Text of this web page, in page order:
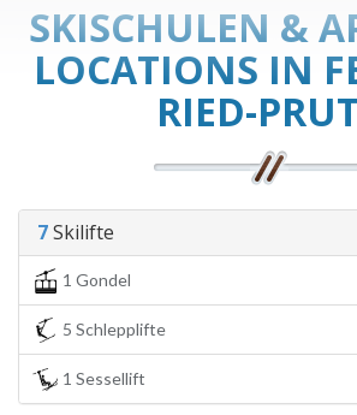
SKISCHULEN &
LOCATIONS IN
RIED-
7Skilifte
1 Gondel
5 Schlepplifte
1 Sessellift